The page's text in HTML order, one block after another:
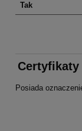
Tak
Certyfikaty
Posiada